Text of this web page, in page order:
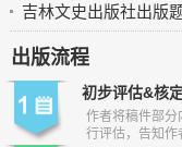
吉林文史出版社出版
出版流程
初步评估&核
作者将稿件部分
行评估，告知作